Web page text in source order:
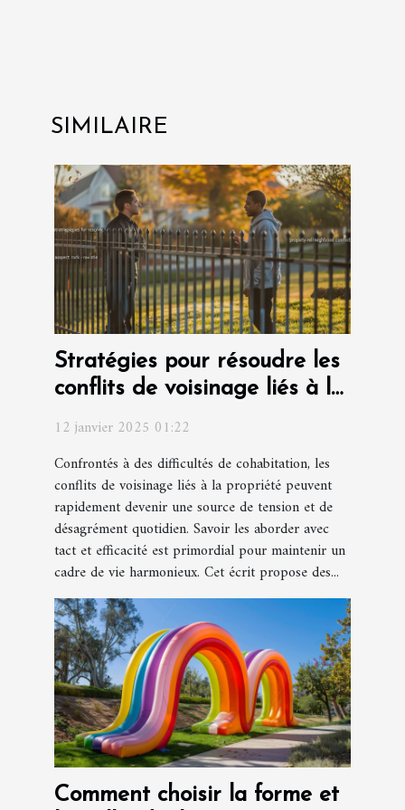
SIMILAIRE
Stratégies pour résoudre les
conflits de voisinage liés à la
propriété
12 janvier 2025 01:22
Confrontés à des difficultés de cohabitation, les
conflits de voisinage liés à la propriété peuvent
rapidement devenir une source de tension et de
désagrément quotidien. Savoir les aborder avec
tact et efficacité est primordial pour maintenir un
cadre de vie harmonieux. Cet écrit propose des...
Comment choisir la forme et